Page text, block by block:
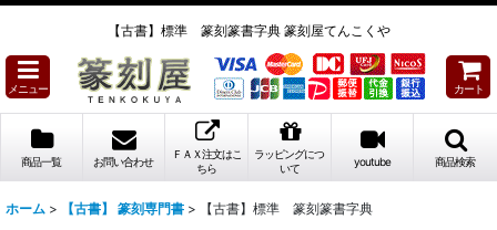
【古書】標準 篆刻篆書字典 篆刻屋てんこくや
メニュー カート
商品一覧 お問い合わせ
ＦＡＸ注文はこ
ちら
ラッピングにつ
いて
youtube 商品検索
ホーム > 【古書】 篆刻専門書 > 【古書】標準 篆刻篆書字典